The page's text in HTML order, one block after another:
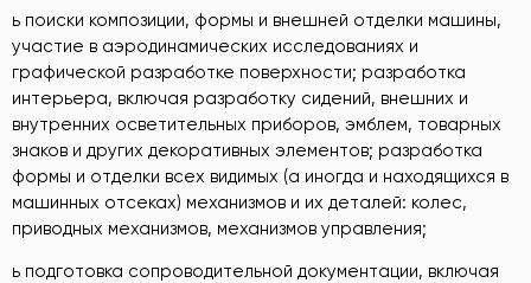
ь поиски композиции, формы и внешней отделки машины,
участие в аэродинамических исследованиях и
графической разработке поверхности; разработка
интерьера, включая разработку сидений, внешних и
внутренних осветительных приборов, эмблем, товарных
знаков и других декоративных элементов; разработка
формы и отделки всех видимых (а иногда и находящихся в
машинных отсеках) механизмов и их деталей: колес,
приводных механизмов, механизмов управления;
ь подготовка сопроводительной документации, включая